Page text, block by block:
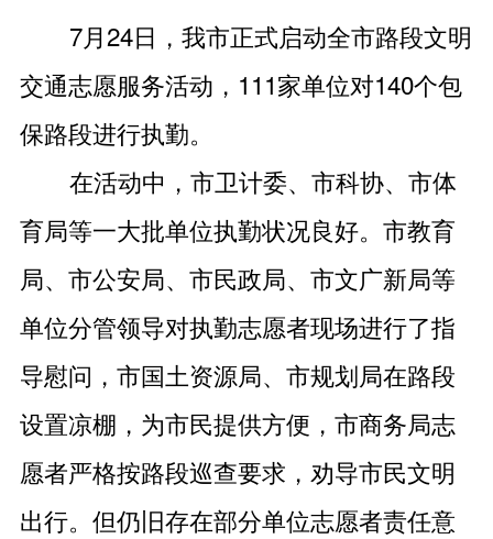
7月24日，我市正式启动全市路段文明
交通志愿服务活动，111家单位对140个包
保路段进行执勤。
在活动中，市卫计委、市科协、市体
育局等一大批单位执勤状况良好。市教育
局、市公安局、市民政局、市文广新局等
单位分管领导对执勤志愿者现场进行了指
导慰问，市国土资源局、市规划局在路段
设置凉棚，为市民提供方便，市商务局志
愿者严格按路段巡查要求，劝导市民文明
出行。但仍旧存在部分单位志愿者责任意